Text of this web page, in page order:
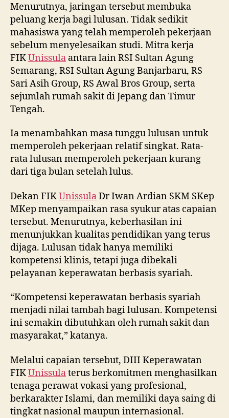
Menurutnya, jaringan tersebut membuka
peluang kerja bagi lulusan. Tidak sedikit
mahasiswa yang telah memperoleh pekerjaan
sebelum menyelesaikan studi. Mitra kerja
FIKUnissula antara lain RSI Sultan Agung
Semarang, RSI Sultan Agung Banjarbaru, RS
Sari Asih Group, RS Awal Bros Group, serta
sejumlah rumah sakit di Jepang dan Timur
Tengah.
Ia menambahkan masa tunggu lulusan untuk
memperoleh pekerjaan relatif singkat. Rata-
rata lulusan memperoleh pekerjaan kurang
dari tiga bulan setelah lulus.
Dekan FIKUnissulaDr Iwan Ardian SKM SKep
MKep menyampaikan rasa syukur atas capaian
tersebut. Menurutnya, keberhasilan ini
menunjukkan kualitas pendidikan yang terus
dijaga. Lulusan tidak hanya memiliki
kompetensi klinis, tetapi juga dibekali
pelayanan keperawatan berbasis syariah.
“Kompetensi keperawatan berbasis syariah
menjadi nilai tambah bagi lulusan. Kompetensi
ini semakin dibutuhkan oleh rumah sakit dan
masyarakat,” katanya.
Melalui capaian tersebut, DIII Keperawatan
FIKUnissulaterus berkomitmen menghasilkan
tenaga perawat vokasi yang profesional,
berkarakter Islami, dan memiliki daya saing di
tingkat nasional maupun internasional.